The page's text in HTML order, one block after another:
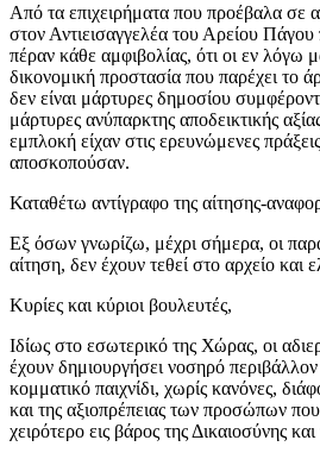
Από τα επιχειρήματα που προέβαλα σε
στον Αντιεισαγγελέα του Αρείου
πέραν κάθε αμφιβολίας, ότι οι εν λόγω
δικονομική προστασία που παρέχει
δεν είναι μάρτυρες δημοσίου
μάρτυρες ανύπαρκτης αποδεικτικής
εμπλοκή είχαν στις ερευνώμενες
αποσκοπούσαν.
Καταθέτω αντίγραφο της αίτησης-
Εξ όσων γνωρίζω, μέχρι σήμερα, οι
αίτηση, δεν έχουν τεθεί στο αρχείο και
Κυρίες και κύριοι βουλευτές,
Ιδίως στο εσωτερικό της Χώρας, οι
έχουν δημιουργήσει νοσηρό
κομματικό παιχνίδι, χωρίς κανόνες,
και της αξιοπρέπειας των προσώπων
χειρότερο εις βάρος της Δικαιοσύνης